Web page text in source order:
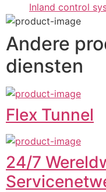
Inland control
Andere
diensten
Flex Tunnel
24/7